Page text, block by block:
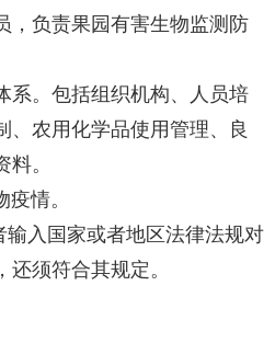
，负责果园有害生物监测防
系。包括组织机构、人员培
、农用化学品使用管理、良
。
情。
输入国家或者地区法律法规对
须符合其规定。